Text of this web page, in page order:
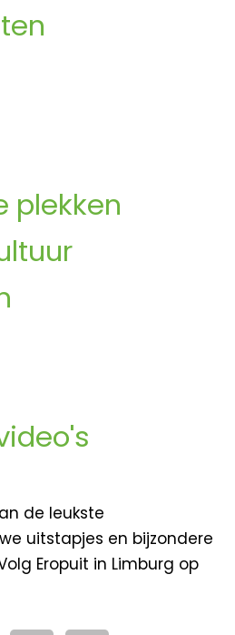
plekken
de leukste
uitstapjes en bijzondere
Eropuit in Limburg op